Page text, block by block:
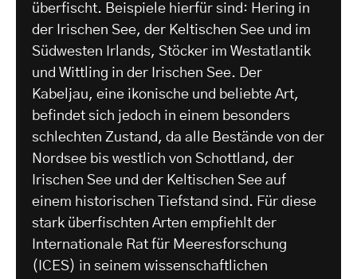
überfischt. Beispiele hierfür sind: Hering in
der Irischen See, der Keltischen See und im
Südwesten Irlands, Stöcker im Westatlantik
und Wittling in der Irischen See. Der
Kabeljau, eine ikonische und beliebte Art,
befindet sich jedoch in einem besonders
schlechten Zustand, da alle Bestände von der
Nordsee bis westlich von Schottland, der
Irischen See und der Keltischen See auf
einem historischen Tiefstand sind. Für diese
stark überfischten Arten empfiehlt der
Internationale Rat für Meeresforschung
(ICES) in seinem wissenschaftlichen